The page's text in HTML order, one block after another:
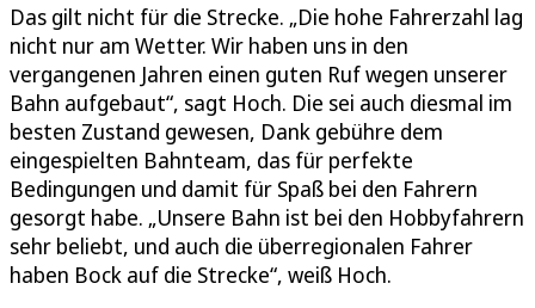
Das gilt nicht für die Strecke. „Die hohe Fahrerzahl lag
nicht nur am Wetter. Wir haben uns in den
vergangenen Jahren einen guten Ruf wegen unserer
Bahn aufgebaut“, sagt Hoch. Die sei auch diesmal im
besten Zustand gewesen, Dank gebühre dem
eingespielten Bahnteam, das für perfekte
Bedingungen und damit für Spaß bei den Fahrern
gesorgt habe. „Unsere Bahn ist bei den Hobbyfahrern
sehr beliebt, und auch die überregionalen Fahrer
haben Bock auf die Strecke“, weiß Hoch.